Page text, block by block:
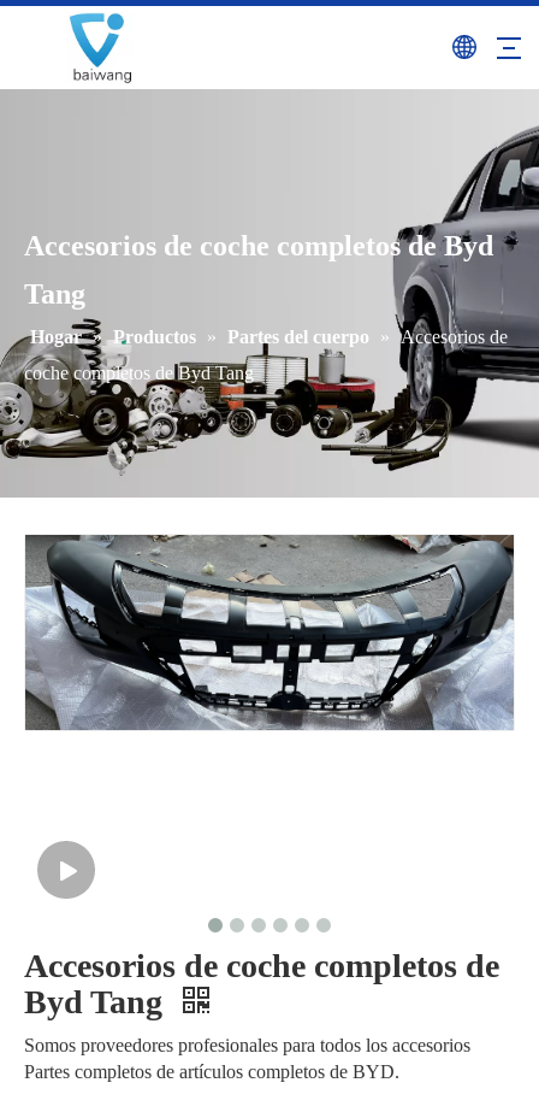
Accesorios de coche completos de Byd
Tang
Hogar » Productos » Partes del cuerpo » Accesorios de
coche completos de Byd Tang
Accesorios de coche completos de
Byd Tang
Somos proveedores profesionales para todos los accesorios
Partes completos de artículos completos de BYD.